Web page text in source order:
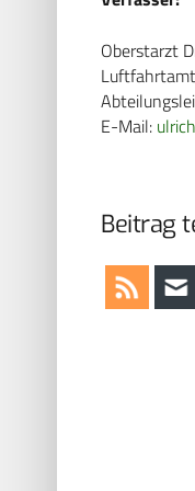
Oberstarzt
E-Mail:
Beitrag